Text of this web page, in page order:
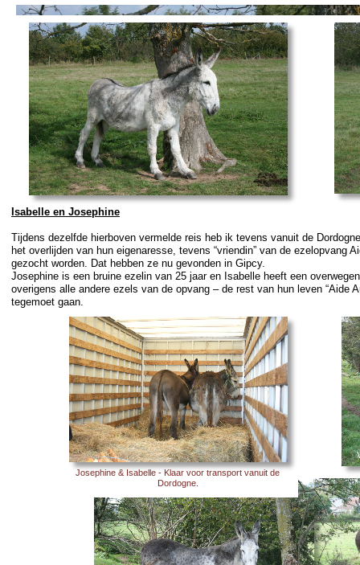
Isabelle en Josephine
Tijdens dezelfde hierboven vermelde reis heb ik tevens vanuit de
het overlijden van hun eigenaresse, tevens “vriendin” van de ezelopvang
gezocht worden. Dat hebben ze nu gevonden in Gipcy.
Josephine is een bruine ezelin van 25 jaar en Isabelle heeft een
overigens alle andere ezels van de opvang – de rest van hun leven “Aide
tegemoet gaan.
Josephine & Isabelle - Klaar voor transport vanuit de
Dordogne.